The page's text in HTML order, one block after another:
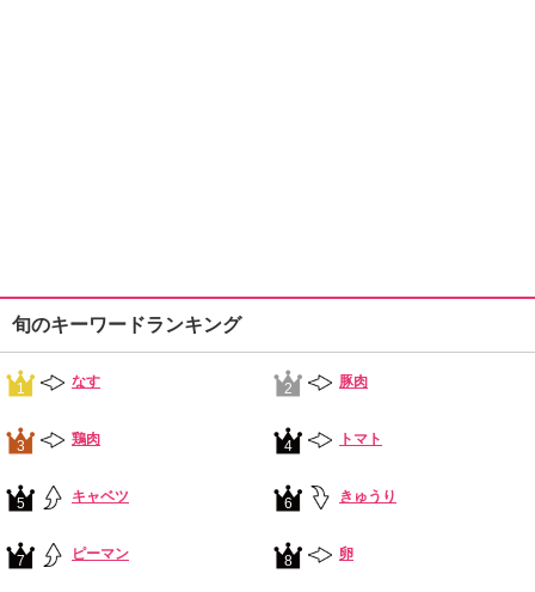
旬のキーワードランキング
1 なす 2 豚肉
3 鶏肉 4 トマト
5 キャベツ 6 きゅうり
7 ピーマン 8 卵